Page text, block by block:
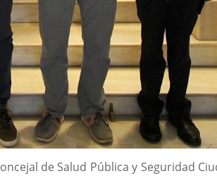
de Salud Pública y Seguridad